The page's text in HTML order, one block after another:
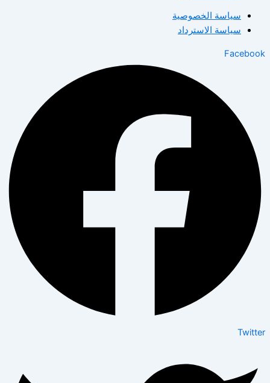
سياسة الخصوصية
سياسة الاسترداد
Facebook
Twitter